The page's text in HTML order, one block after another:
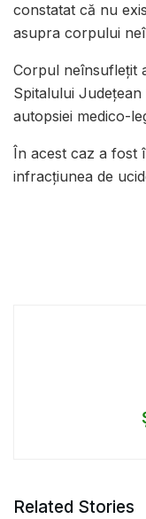
constatat că nu
asupra corpului
Corpul neînsuflețit
Spitalului
autopsiei medico-
În acest caz a fost
infracțiunea de
Related Stories